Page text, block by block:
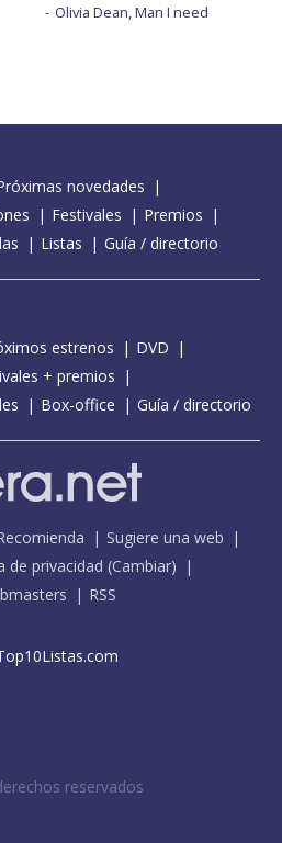
Olivia Dean, Man I need
novedades
Festivales
Premios
Listas Guía / directorio
estrenos
DVD
+ premios
Box-office Guía / directorio
Sugiere una web
de privacidad (Cambiar)
RSS
reservados